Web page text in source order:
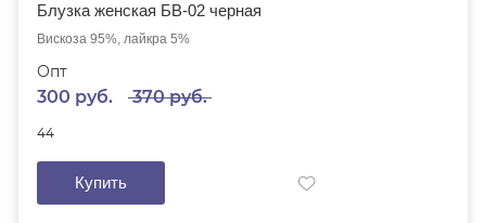
Блузка женская БВ-02 черная
Вискоза 95%, лайкра 5%
Опт
300 руб. 370 руб.
44
Купить